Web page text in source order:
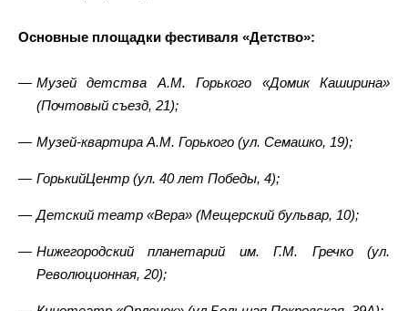
Основные площадки фестиваля «Детство»:
Музей детства А.М. Горького «Домик Каширина»
(Почтовый съезд, 21);
Музей-квартира А.М. Горького (ул. Семашко, 19);
ГорькийЦентр (ул. 40 лет Победы, 4);
Детский театр «Вера» (Мещерский бульвар, 10);
Нижегородский планетарий им. Г.М. Гречко (ул.
Революционная, 20);